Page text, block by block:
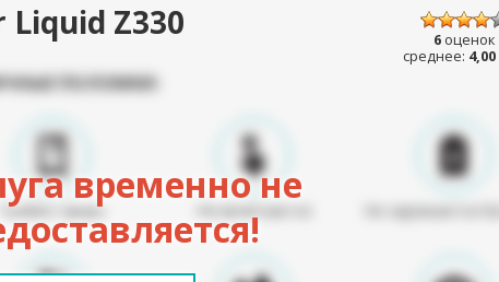
Z330 6 оценок
среднее: 4,00
временно не
ПОЛОМКИ:
Разбит экран Не включается Не заряжается